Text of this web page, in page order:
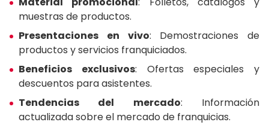
muestras de productos.
Presentaciones en vivo: Demostraciones de
productos y servicios franquiciados.
Beneficios exclusivos: Ofertas especiales y
descuentos para asistentes.
Tendencias del mercado: Información
actualizada sobre el mercado de franquicias.